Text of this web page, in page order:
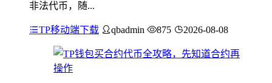
非法代币，随...
TP移动端下载 qbadmin 875 2026-08-08